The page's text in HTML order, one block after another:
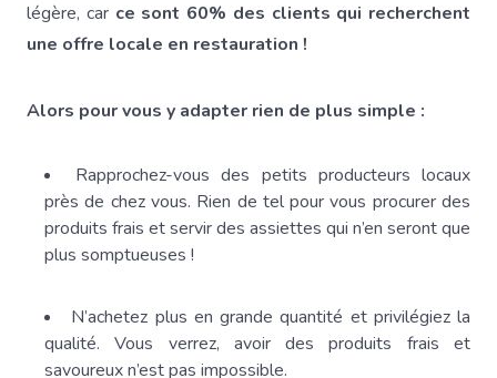
légère, car ce sont 60% des clients qui recherchent
une offre locale en restauration !
Alors pour vous y adapter rien de plus simple :
Rapprochez-vous des petits producteurs locaux
près de chez vous. Rien de tel pour vous procurer des
produits frais et servir des assiettes qui n’en seront que
plus somptueuses !
N’achetez plus en grande quantité et privilégiez la
qualité. Vous verrez, avoir des produits frais et
savoureux n’est pas impossible.